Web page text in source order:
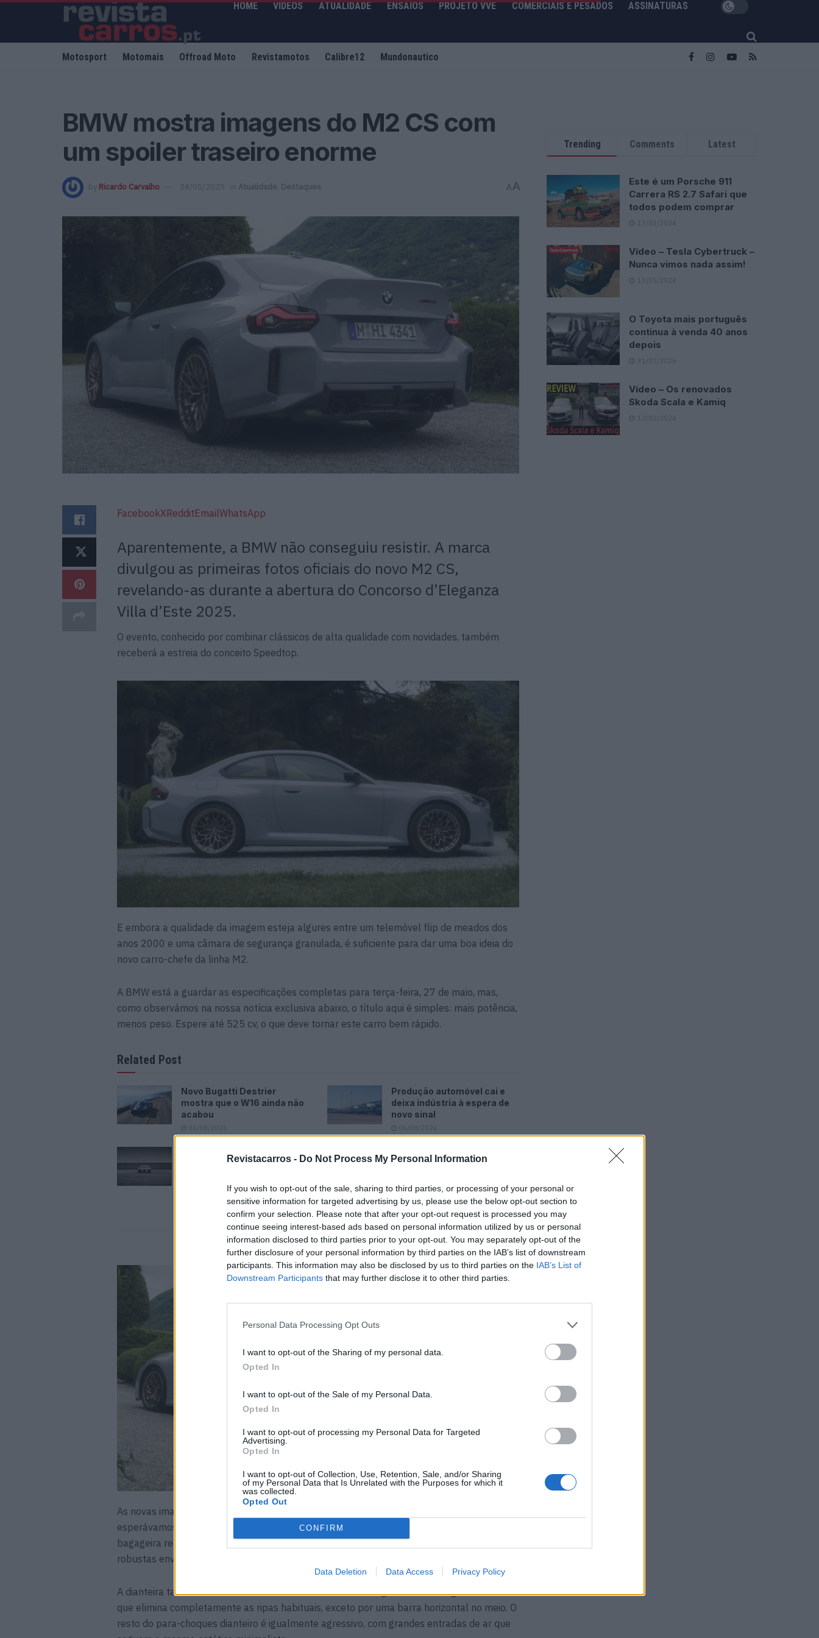
Revistacarros - Do Not Process My Personal Information
If you wish to opt-out of the sale, sharing to third parties, or processing of your personal or
sensitive information for targeted advertising by us, please use the below opt-out section to
confirm your selection. Please note that after your opt-out request is processed you may
continue seeing interest-based ads based on personal information utilized by us or personal
information disclosed to third parties prior to your opt-out. You may separately opt-out of the
further disclosure of your personal information by third parties on the IAB’s list of downstream
participants. This information may also be disclosed by us to third parties on the IAB’s List of
Downstream Participants that may further disclose it to other third parties.
Personal Data Processing Opt Outs
I want to opt-out of the Sharing of my personal data.
Opted In
I want to opt-out of the Sale of my Personal Data.
Opted In
I want to opt-out of processing my Personal Data for Targeted
Advertising.
Opted In
I want to opt-out of Collection, Use, Retention, Sale, and/or Sharing
of my Personal Data that Is Unrelated with the Purposes for which it
was collected.
Opted Out
CONFIRM
Data Deletion Data Access Privacy Policy
HOME VIDEOS ATUALIDADE ENSAIOS PROJETO VVE COMERCIAIS E PESADOS ASSINATURAS
Motosport Motomais Offroad Moto Revistamotos Calibre12 Mundonautico
BMW mostra imagens do M2 CS com
um spoiler traseiro enorme
by Ricardo Carvalho 24/05/2025 in Atualidade Destaques AA
FacebookXRedditEmailWhatsApp
Aparentemente, a BMW não conseguiu resistir. A marca
divulgou as primeiras fotos oficiais do novo M2 CS,
revelando-as durante a abertura do Concorso d’Eleganza
Villa d’Este 2025.
O evento, conhecido por combinar clássicos de alta qualidade com novidades, também
receberá a estreia do conceito Speedtop.
E embora a qualidade da imagem esteja algures entre um telemóvel flip de meados dos
anos 2000 e uma câmara de segurança granulada, é suficiente para dar uma boa ideia do
novo carro-chefe da linha M2.
A BMW está a guardar as especificações completas para terça-feira, 27 de maio, mas,
como observámos na nossa notícia exclusiva abaixo, o título aqui é simples: mais potência,
menos peso. Espere até 525 cv, o que deve tornar este carro bem rápido.
Related Post
Novo Bugatti Destrier
mostra que o W16 ainda não
acabou
Produção automóvel cai e
deixa indústria à espera de
novo sinal
Audi criou o Nuvolari em
tempo recorde e promete
Revuelto SV faz história no
Hockenheimring antes da
06/08/2026
As novas imagens também confirmam algumas características de design que
esperávamos. O M2 CS adota um enorme spoiler traseiro estilo CSL moldado na tampa da
bagageira reforçada com fibra de carbono, além de um conjunto de rodas de bronze
robustas envoltas em pneus mais largos e aderentes.
A dianteira também recebe um tratamento distinto: um design exclusivo da grelha frontal
que elimina completamente as ripas habituais, exceto por uma barra horizontal no meio. O
resto do para-choques dianteiro é igualmente agressivo, com grandes entradas de ar que
Trending Comments Latest
Este é um Porsche 911
Carrera RS 2.7 Safari que
todos podem comprar
13/03/2024
Vídeo – Tesla Cybertruck –
Nunca vimos nada assim!
13/05/2024
O Toyota mais português
continua à venda 40 anos
depois
31/07/2026
Vídeo – Os renovados
Skoda Scala e Kamiq
12/02/2024